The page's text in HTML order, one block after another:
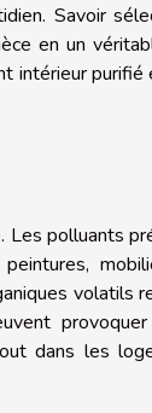
Savoir
en un
intérieur purifié
Les polluants
volatils
dans les